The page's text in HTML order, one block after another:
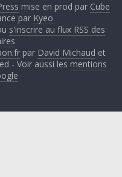
mise en prod par Cube
par Kyeo
s'inscrire au flux RSS des
par David Michaud et
- Voir aussi les mentions